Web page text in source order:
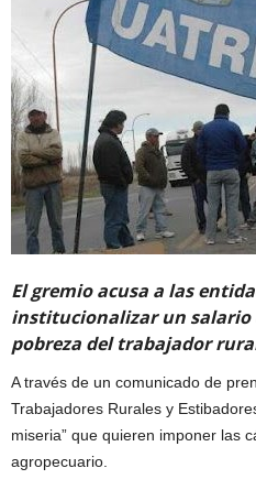
El gremio acusa a las
institucionalizar un salario
pobreza del trabajador
A través de un comunicado de
Trabajadores Rurales y
miseria” que quieren imponer las
agropecuario.